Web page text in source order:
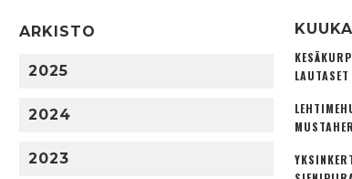
ARKISTO
2025
2024
2023